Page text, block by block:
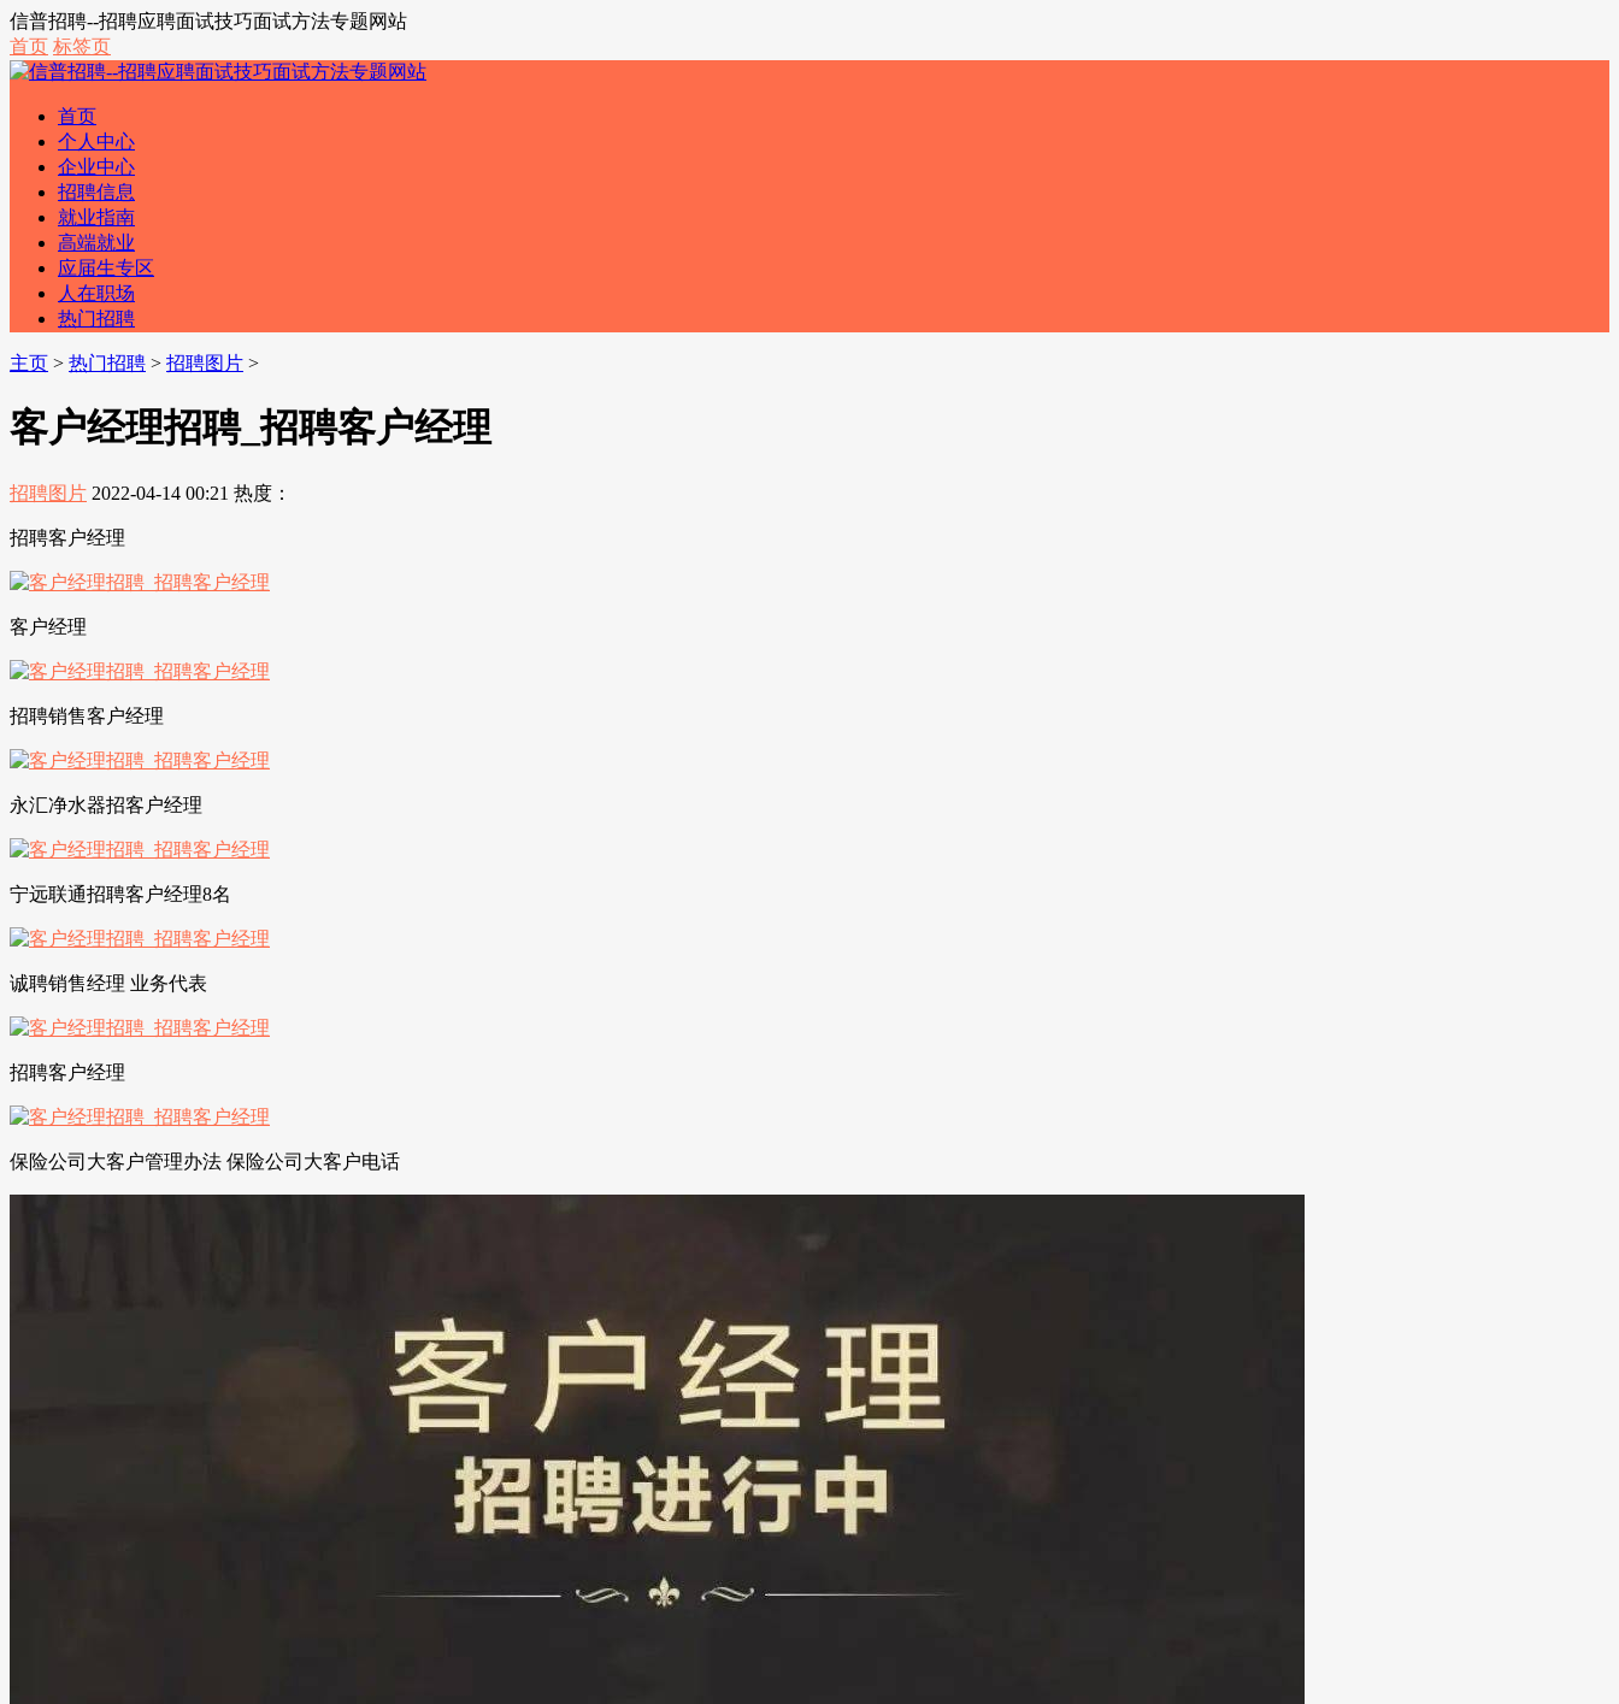
信普招聘--招聘应聘面试技巧面试方法专题网站
首页 标签页
首页
个人中心
企业中心
招聘信息
就业指南
高端就业
应届生专区
人在职场
热门招聘
主页 > 热门招聘 > 招聘图片 >
客户经理招聘_招聘客户经理
招聘图片 2022-04-14 00:21 热度：
招聘客户经理
客户经理
招聘销售客户经理
永汇净水器招客户经理
宁远联通招聘客户经理8名
诚聘销售经理 业务代表
招聘客户经理
保险公司大客户管理办法 保险公司大客户电话